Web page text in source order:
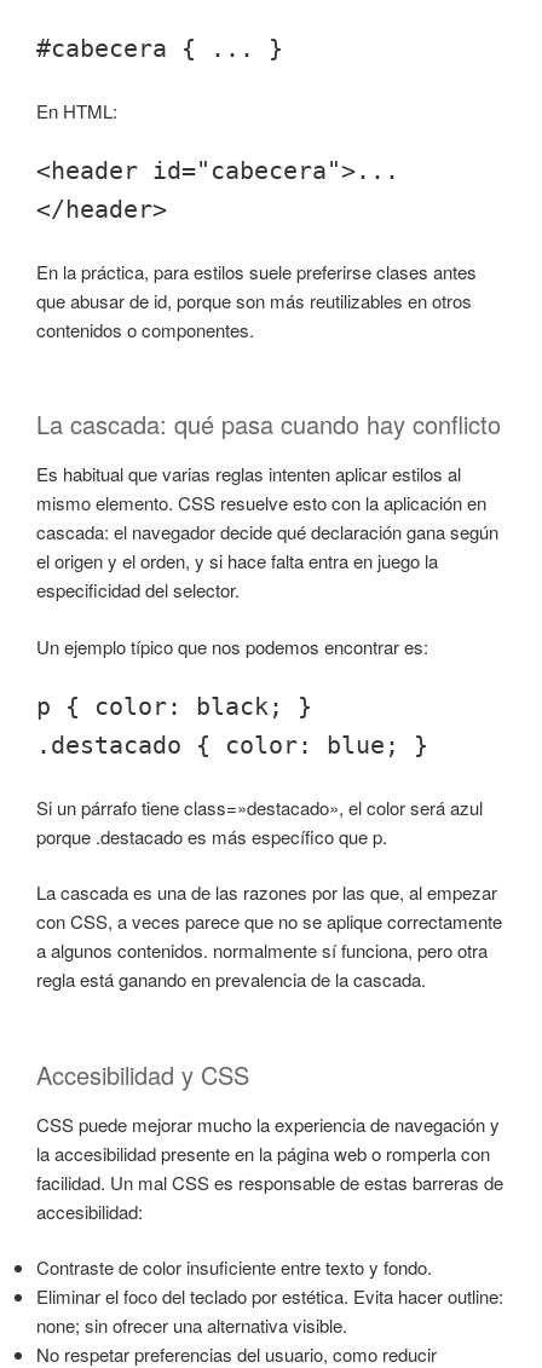
#cabecera { ... }
En HTML:
<header id="cabecera">...
</header>
En la práctica, para estilos suele preferirse clases antes
que abusar de id, porque son más reutilizables en otros
contenidos o componentes.
La cascada: qué pasa cuando hay conflicto
Es habitual que varias reglas intenten aplicar estilos al
mismo elemento. CSS resuelve esto con la aplicación en
cascada: el navegador decide qué declaración gana según
el origen y el orden, y si hace falta entra en juego la
especificidad del selector.
Un ejemplo típico que nos podemos encontrar es:
p { color: black; }
.destacado { color: blue; }
Si un párrafo tiene class=»destacado», el color será azul
porque .destacado es más específico que p.
La cascada es una de las razones por las que, al empezar
con CSS, a veces parece que no se aplique correctamente
a algunos contenidos. normalmente sí funciona, pero otra
regla está ganando en prevalencia de la cascada.
Accesibilidad y CSS
CSS puede mejorar mucho la experiencia de navegación y
la accesibilidad presente en la página web o romperla con
facilidad. Un mal CSS es responsable de estas barreras de
accesibilidad:
Contraste de color insuficiente entre texto y fondo.
Eliminar el foco del teclado por estética. Evita hacer outline:
none; sin ofrecer una alternativa visible.
No respetar preferencias del usuario, como reducir